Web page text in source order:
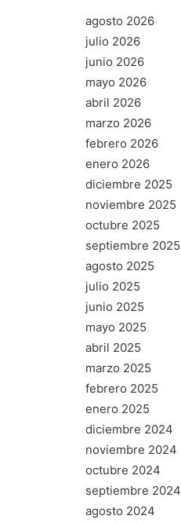
agosto 2026
julio 2026
junio 2026
mayo 2026
abril 2026
marzo 2026
febrero 2026
enero 2026
diciembre 2025
noviembre 2025
octubre 2025
septiembre 2025
agosto 2025
julio 2025
junio 2025
mayo 2025
abril 2025
marzo 2025
febrero 2025
enero 2025
diciembre 2024
noviembre 2024
octubre 2024
septiembre 2024
agosto 2024